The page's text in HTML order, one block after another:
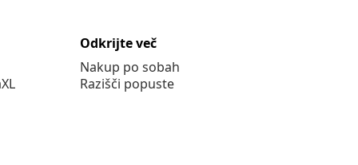
Odkrijte več
Nakup po sobah
Razišči popuste